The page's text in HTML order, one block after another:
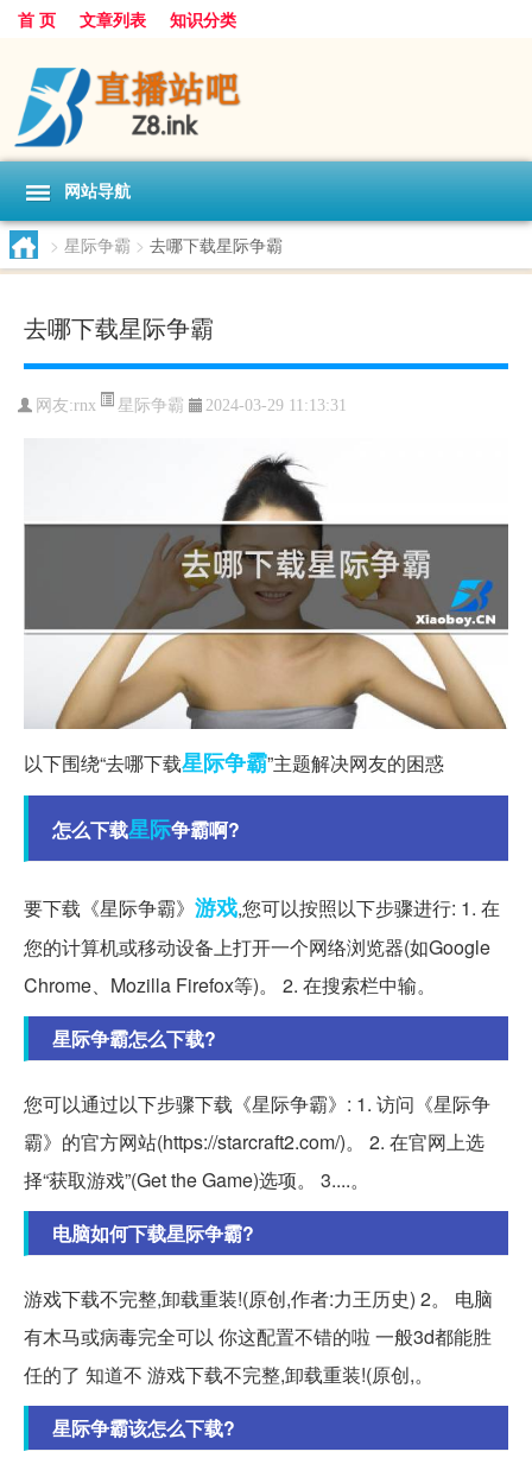
首 页 文章列表 知识分类
网站导航
> 星际争霸 > 去哪下载星际争霸
去哪下载星际争霸
网友:rnx 星际争霸 2024-03-29 11:13:31
以下围绕“去哪下载星际争霸”主题解决网友的困惑
怎么下载星际争霸啊?
要下载《星际争霸》 游戏,您可以按照以下步骤进行: 1. 在
您的计算机或移动设备上打开一个网络浏览器(如Google
Chrome、Mozilla Firefox等)。 2. 在搜索栏中输。
星际争霸怎么下载?
您可以通过以下步骤下载《星际争霸》: 1. 访问《星际争
霸》的官方网站(https://starcraft2.com/)。 2. 在官网上选
择“获取游戏”(Get the Game)选项。 3....。
电脑如何下载星际争霸?
游戏下载不完整,卸载重装!(原创,作者:力王历史) 2。 电脑
有木马或病毒完全可以 你这配置不错的啦 一般3d都能胜
任的了 知道不 游戏下载不完整,卸载重装!(原创,。
星际争霸该怎么下载?